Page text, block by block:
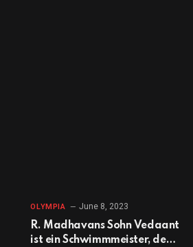
OLYMPIA June 8, 2023
R. Madhavans Sohn Vedaant
ist ein Schwimmmeister, der